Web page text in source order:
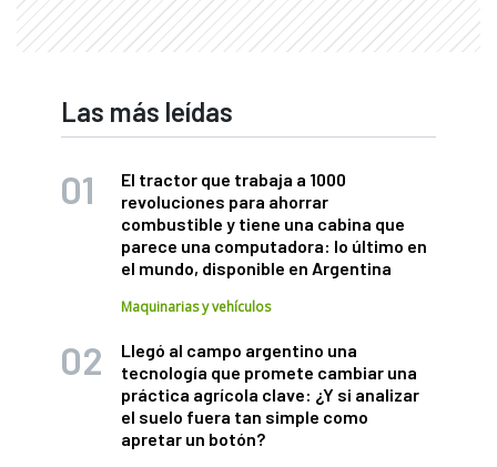
Las más leídas
El tractor que trabaja a 1000
revoluciones para ahorrar
combustible y tiene una cabina que
parece una computadora: lo último en
el mundo, disponible en Argentina
Maquinarias y vehículos
Llegó al campo argentino una
tecnología que promete cambiar una
práctica agrícola clave: ¿Y si analizar
el suelo fuera tan simple como
apretar un botón?